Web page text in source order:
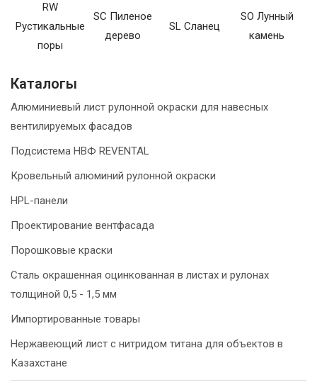
RW
Рустикальные
поры
SC Пиленое
дерево
SL Сланец
SO Лунный
камень
Каталогы
Алюминиевый лист рулонной окраски для навесных
вентилируемых фасадов
Подсистема НВФ REVENTAL
Кровельный алюминий рулонной окраски
HPL-панели
Проектирование вентфасада
Порошковые краски
Сталь окрашенная оцинкованная в листах и рулонах
толщиной 0,5 - 1,5 мм
Импортированные товары
Нержавеющий лист с нитридом титана для объектов в
Казахстане